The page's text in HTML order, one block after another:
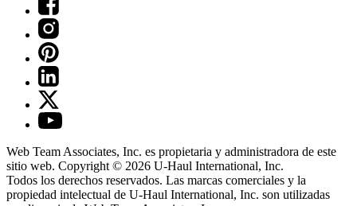
Web Team Associates, Inc. es propietaria y administradora de este
sitio web. Copyright © 2026 U-Haul International, Inc.
Todos los derechos reservados. Las marcas comerciales y la
propiedad intelectual de U-Haul International, Inc. son utilizadas